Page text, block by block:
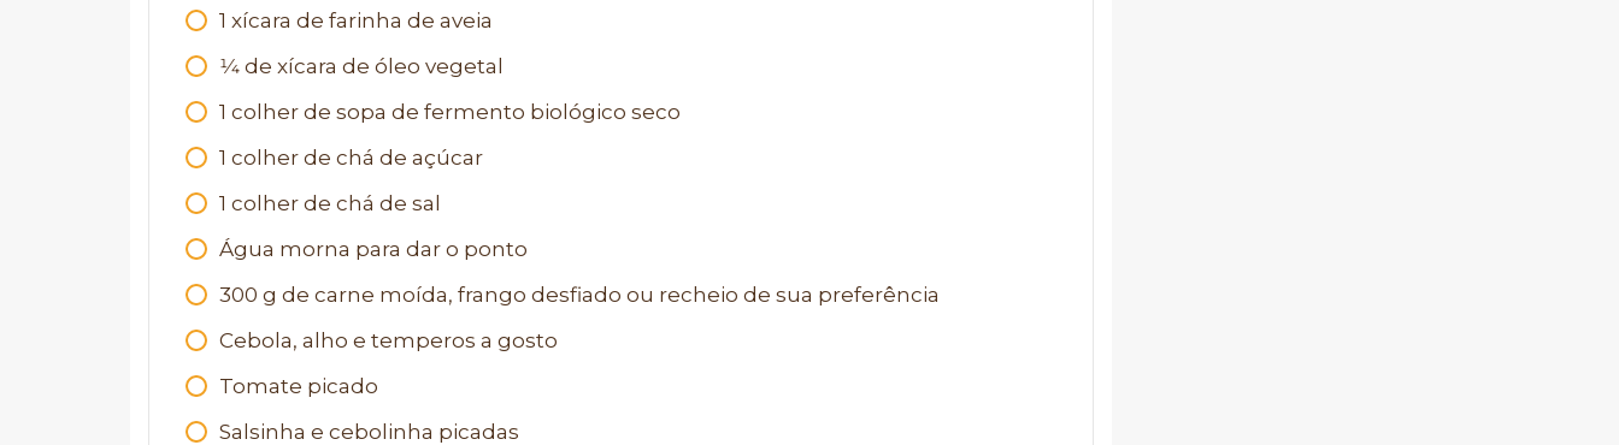
1 xícara de farinha de aveia
1⁄4 de xícara de óleo vegetal
1 colher de sopa de fermento biológico seco
1 colher de chá de açúcar
1 colher de chá de sal
Água morna para dar o ponto
300 g de carne moída, frango desfiado ou recheio de sua preferência
Cebola, alho e temperos a gosto
Tomate picado
Salsinha e cebolinha picadas